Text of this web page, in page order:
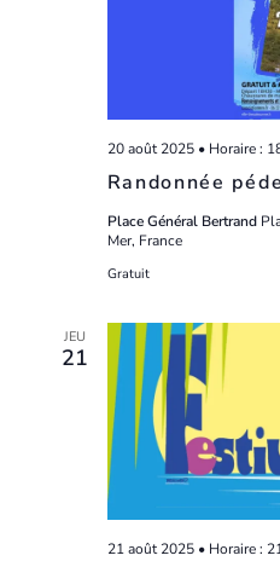
Randonnée
20 août 2025 • Horaire :
Place Général Bertrand
Mer, France
Gratuit
JEU
21
21 août 2025 • Horaire :